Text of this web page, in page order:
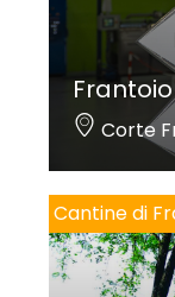
Corte
Cantine di